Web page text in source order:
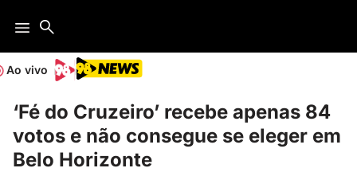
Ao vivo
‘Fé do Cruzeiro’ recebe apenas 84
votos e não consegue se eleger em
Belo Horizonte